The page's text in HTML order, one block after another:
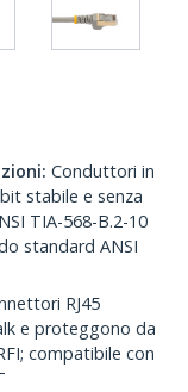
Conduttori in
stabile e senza
TIA-568-B.2-10
standard ANSI
RJ45
e proteggono da
compatibile con